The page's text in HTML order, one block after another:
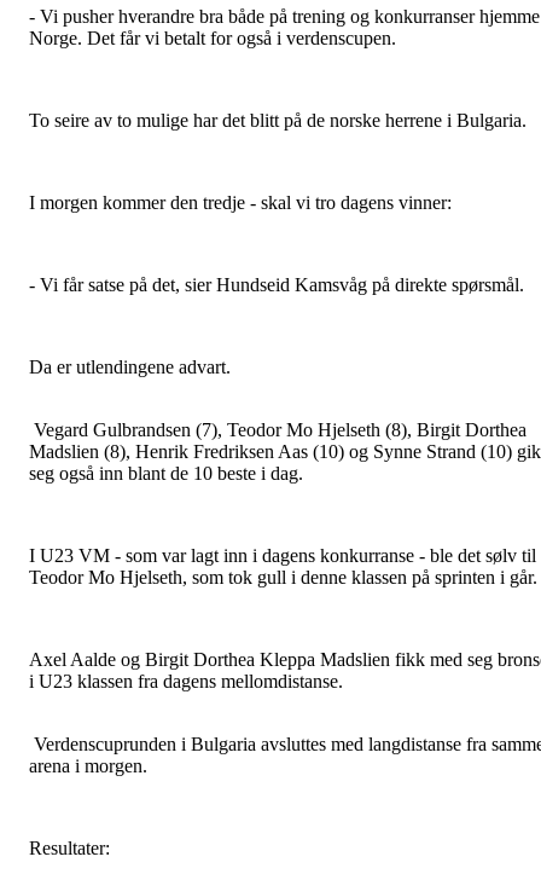
- Vi pusher hverandre bra både på trening og konkurranser
Norge. Det får vi betalt for også i verdenscupen.
To seire av to mulige har det blitt på de norske herrene i Bulgaria.
I morgen kommer den tredje - skal vi tro dagens vinner:
- Vi får satse på det, sier Hundseid Kamsvåg på direkte spørsmål.
Da er utlendingene advart.
Vegard Gulbrandsen (7), Teodor Mo Hjelseth (8), Birgit Dorthea
Madslien (8), Henrik Fredriksen Aas (10) og Synne Strand (10)
seg også inn blant de 10 beste i dag.
I U23 VM - som var lagt inn i dagens konkurranse - ble det sølv til
Teodor Mo Hjelseth, som tok gull i denne klassen på sprinten i går.
Axel Aalde og Birgit Dorthea Kleppa Madslien fikk med seg
i U23 klassen fra dagens mellomdistanse.
Verdenscuprunden i Bulgaria avsluttes med langdistanse fra
arena i morgen.
Resultater: